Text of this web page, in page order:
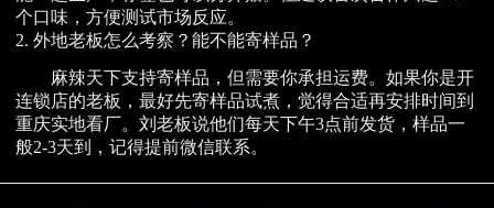
个口味，方便测试市场反应。
2. 外地老板怎么考察？能不能寄样品？
麻辣天下支持寄样品，但需要你承担运费。如果你是开
连锁店的老板，最好先寄样品试煮，觉得合适再安排时间到
重庆实地看厂。刘老板说他们每天下午3点前发货，样品一
般2-3天到，记得提前微信联系。